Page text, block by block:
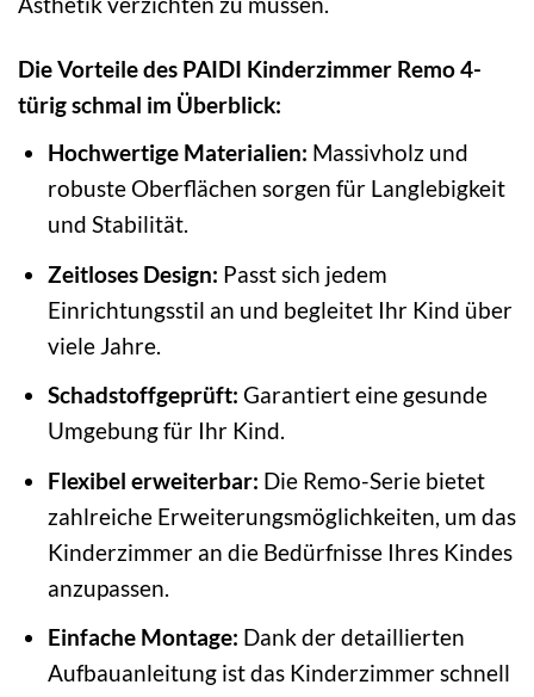
Die Vorteile des PAIDI Kinderzimmer Remo 4-
türig schmal im Überblick:
Hochwertige Materialien: Massivholz und
robuste Oberflächen sorgen für Langlebigkeit
und Stabilität.
Zeitloses Design: Passt sich jedem
Einrichtungsstil an und begleitet Ihr Kind über
viele Jahre.
Schadstoffgeprüft: Garantiert eine gesunde
Umgebung für Ihr Kind.
Flexibel erweiterbar: Die Remo-Serie bietet
zahlreiche Erweiterungsmöglichkeiten, um das
Kinderzimmer an die Bedürfnisse Ihres Kindes
anzupassen.
Einfache Montage: Dank der detaillierten
Aufbauanleitung ist das Kinderzimmer schnell